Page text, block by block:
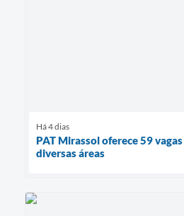
Há 4 dias
PAT Mirassol oferece 59
diversas áreas